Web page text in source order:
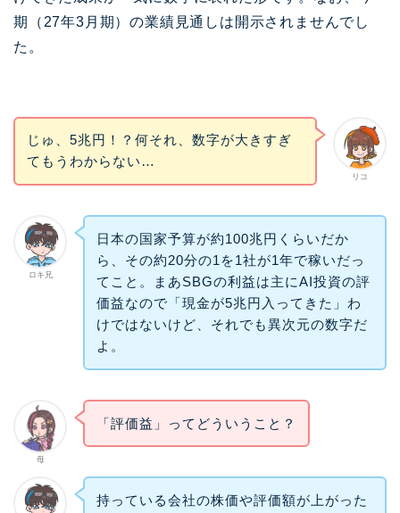
期（27年3月期）の業績見通しは開示されませんでし
た。
リコ
じゅ、5兆円！？何それ、数字が大きすぎ
てもうわからない…
ロキ兄
日本の国家予算が約100兆円くらいだか
ら、その約20分の1を1社が1年で稼いだっ
てこと。まあSBGの利益は主にAI投資の評
価益なので「現金が5兆円入ってきた」わ
けではないけど、それでも異次元の数字だ
よ。
母
「評価益」ってどういうこと？
持っている会社の株価や評価額が上がった